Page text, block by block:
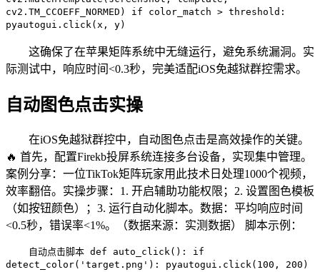
cv2.TM_CCOEFF_NORMED) if color_match > threshold:
pyautogui.click(x, y)
这确保了在苹果矩阵系统中无缝运行，避免系统漏洞。实
际测试中，响应时间<0.3秒，完美适配iOS免越狱群控需求。
自动图色点击实操
在iOS免越狱群控中，自动图色点击是高效操作的关键。
🔥 首先，配置Firekb投屏系统连接多台设备，实现集中管理。
案例分享：一位TikTok矩阵玩家用此技术日处理1000个视频，
效率翻倍。实操步骤：1. 开启辅助功能权限；2. 设置图色模板
（如按钮颜色）；3. 运行自动化脚本。数据：平均响应时间
<0.5秒，错误率<1%。（数据来源：实测数据） 脚本示例：
自动点击脚本 def auto_click(): if
detect_color('target.png'): pyautogui.click(100, 200)